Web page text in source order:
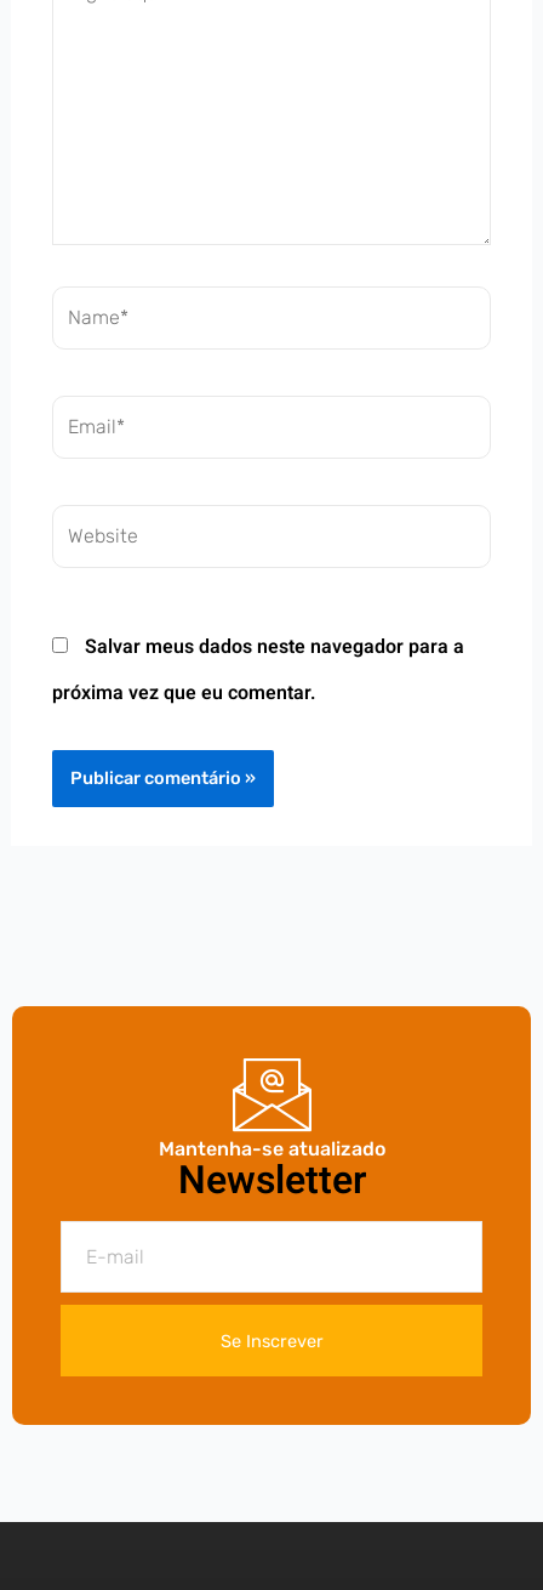
Name*
Email*
Website
Salvar meus dados neste navegador para a
próxima vez que eu comentar.
Mantenha-se atualizado
Newsletter
Se Inscrever